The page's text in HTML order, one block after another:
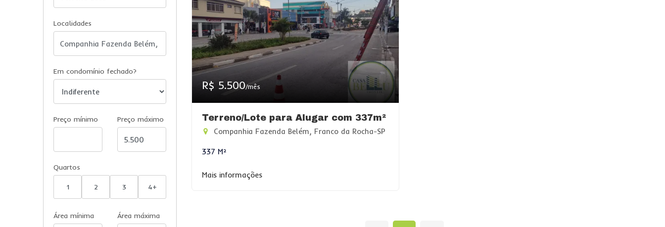
Localidades
Em condomínio fechado?
Preço mínimo Preço máximo
Quartos
1 2 3 4+
Área mínima Área máxima
R$ 5.500/mês
Terreno/Lote para Alugar com 337m²
Companhia Fazenda Belém, Franco da Rocha-SP
337 M²
Mais informações